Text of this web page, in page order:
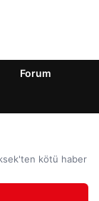
Forum
kötü haber